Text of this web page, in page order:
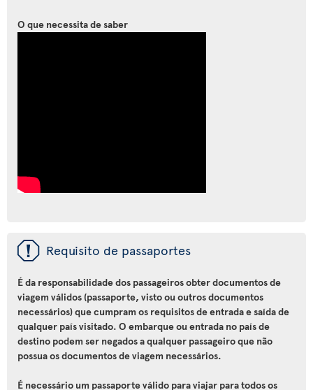
O que necessita de saber
ü Requisito de passaportes
É da responsabilidade dos passageiros obter documentos de
viagem válidos (passaporte, visto ou outros documentos
necessários) que cumpram os requisitos de entrada e saída de
qualquer país visitado. O embarque ou entrada no país de
destino podem ser negados a qualquer passageiro que não
possua os documentos de viagem necessários.
É necessário um passaporte válido para viajar para todos os